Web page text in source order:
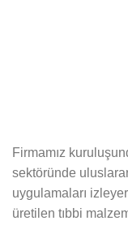
Firmamız
sektöründe
uygulamaları
üretilen tıbbi